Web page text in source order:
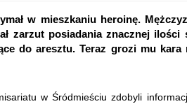
w mieszkaniu heroinę.
zarzut posiadania znacznej ilości
do aresztu. Teraz grozi mu kara
w Śródmieściu zdobyli